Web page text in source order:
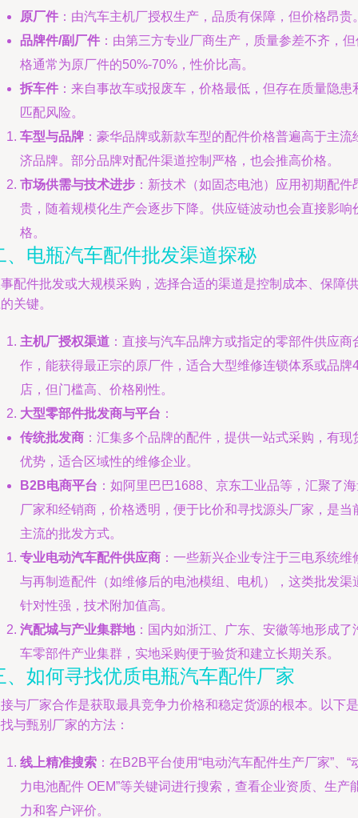
原厂件 ：由汽车主机厂授权生产，品质有保障，但价格昂贵
品牌件/副厂件 ：由第三方专业厂商生产，质量参差不齐，
格通常为原厂件的50%-70%，性价比高。
拆车件 ：来自事故车或报废车，价格最低，但存在质量隐患
匹配风险。
车型与品牌 ：豪华品牌或新款车型的配件价格普遍高于主流
济品牌。部分品牌对配件渠道控制严格，也会推高价格。
市场供需与技术进步 ：新技术（如固态电池）应用初期配件
贵，随着规模化生产会逐步下降。供应链波动也会直接影响
格。
、电瓶汽车配件批发渠道探秘
配件批发或大规模采购，选择合适的渠道是控制成本、保障供
关键。
主机厂授权渠道 ：直接与汽车品牌方或指定的零部件供应商
作，能获得最正宗的原厂件，适合大型维修连锁体系或品牌
店，但门槛高、价格刚性。
大型零部件批发商与平台 ：
传统批发商 ：汇集多个品牌的配件，提供一站式采购，有现
优势，适合区域性的维修企业。
B2B电商平台 ：如阿里巴巴1688、京东工业品等，汇聚了
厂家和经销商，价格透明，便于比价和寻找源头厂家，是当
主流的批发方式。
专业电动汽车配件供应商 ：一些新兴企业专注于三电系统维
与再制造配件（如维修后的电池模组、电机），这类批发渠
针对性强，技术附加值高。
汽配城与产业集群地：国内如浙江、广东、安徽等地形成了
车零部件产业集群，实地采购便于验货和建立长期关系。
、如何寻找优质电瓶汽车配件厂家
与厂家合作是获取最具竞争力价格和稳定货源的根本。以下是
与甄别厂家的方法：
线上精准搜索 ：在B2B平台使用“电动汽车配件生产厂家”、“
力电池配件 OEM”等关键词进行搜索，查看企业资质、生产
力和客户评价。